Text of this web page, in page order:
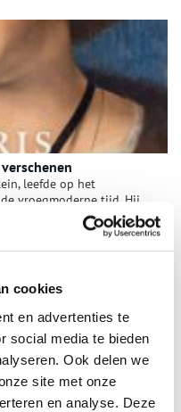
cookies
en advertenties te
social media te bieden
Ook delen we
site met onze
en analyse. Deze
leefde op het
vroegmoderne tijd. Hij
naar Spanje,
bestreed zijn achterneef
van Rossem op na diens